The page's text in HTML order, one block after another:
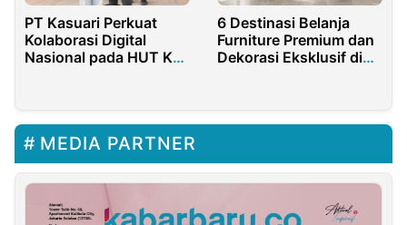
PT Kasuari Perkuat
Kolaborasi Digital
Nasional pada HUT Ke-
6 Destinasi Belanja
Furniture Premium dan
Dekorasi Eksklusif di
MEDIA PARTNER